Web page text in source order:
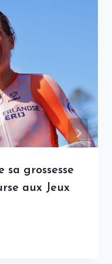
sa grossesse
aux Jeux